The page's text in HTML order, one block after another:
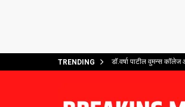
TRENDING डॉ.वर्षा पाटील वुमन्स कॉलेज